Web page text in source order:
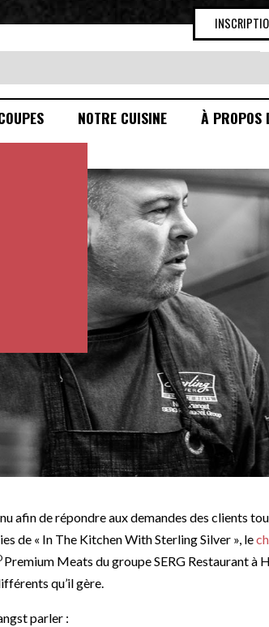
NOTRE CUISINE À PROPOS
afin de répondre aux demandes des clients
de « In The Kitchen With Sterling Silver », le
Premium Meats du groupe SERG Restaurant à
qu’il gère.
parler :